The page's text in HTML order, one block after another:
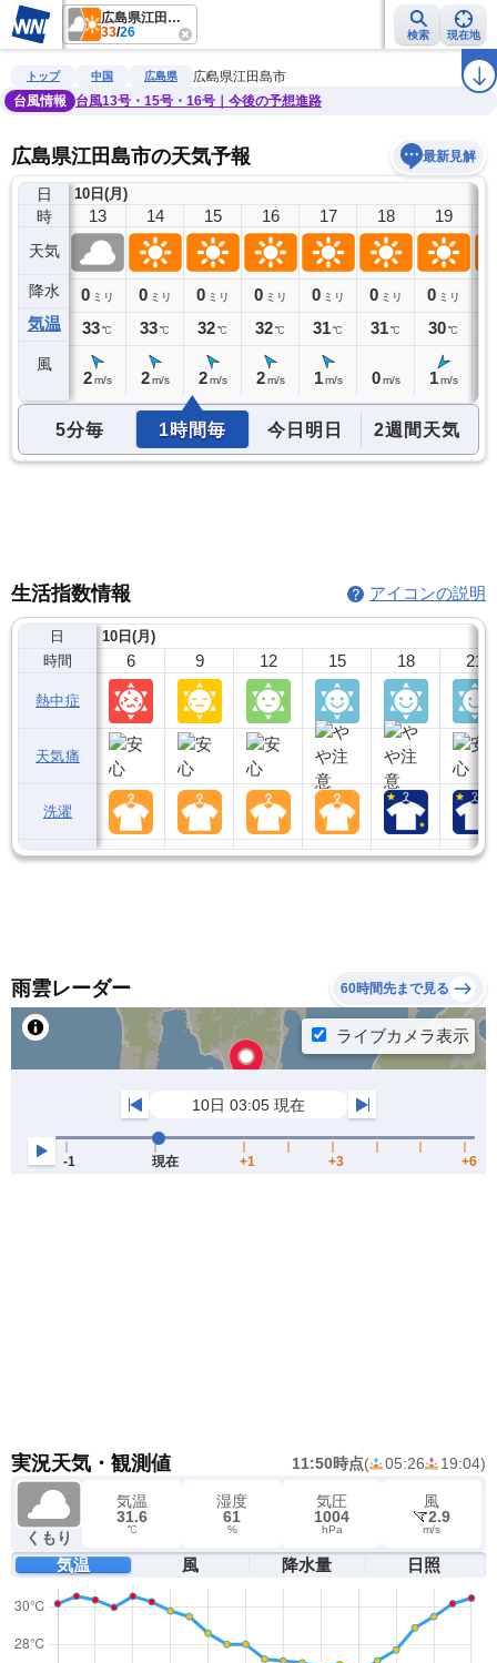
広島県江田島市
33/26 検索 現在地
雨雲レーダー 台風情報 地震情報 ラ
トップ 中国 広島県
広島県江田島市
台風情報
台風13号・15号・16号｜今後の予想進路
広島県江田島市の天気予報 最新見解
日
時
天気
降水
気温
風
10日(月)
12
0ミリ
32℃
13
0 ミリ
33℃
2 m/s
14
0 ミリ
33℃
2 m/s
15
0 ミリ
32℃
2 m/s
16
0 ミリ
32℃
2 m/s
17
0 ミリ
31℃
1 m/s
18
0 ミリ
31℃
0 m/s
19
0 ミリ
30℃
1 m/s
5分毎 1時間毎 今日明日 2週間天気
生活指数情報 アイコンの説明
日
時間
熱中症
天気痛
洗濯
10日(月)
6 9 12 15 18 21
雨雲レーダー 60時間先まで見る
実況天気・観測値 11:50時点( 05:26 19:04)
くもり
気温
31.6
℃
湿度
61
%
気圧
1004
hPa
風
2.9
m/s
気温 風 降水量 日照